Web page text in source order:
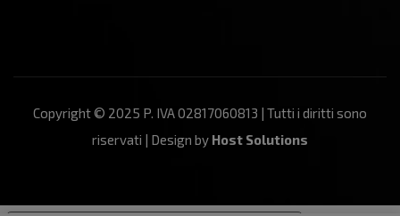
Copyright © 2025 P. IVA 02817060813 | Tutti i diritti sono
riservati | Design by Host Solutions